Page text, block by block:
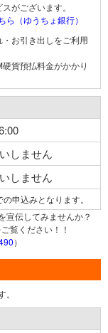
がございます。
（ゆうちょ銀行）
お引き出しをご利用
貨預払料金がかかり
しません
しません
申込みとなります。
宣伝してみませんか？
覧ください！！
）